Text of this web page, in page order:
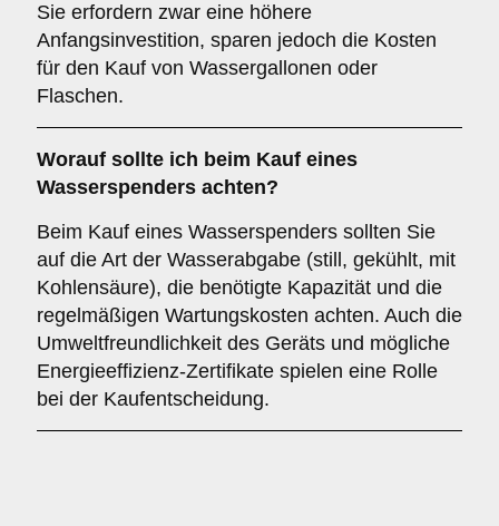
Sie erfordern zwar eine höhere
Anfangsinvestition, sparen jedoch die Kosten
für den Kauf von Wassergallonen oder
Flaschen.
Worauf sollte ich beim Kauf eines
Wasserspenders achten?
Beim Kauf eines Wasserspenders sollten Sie
auf die Art der Wasserabgabe (still, gekühlt, mit
Kohlensäure), die benötigte Kapazität und die
regelmäßigen Wartungskosten achten. Auch die
Umweltfreundlichkeit des Geräts und mögliche
Energieeffizienz-Zertifikate spielen eine Rolle
bei der Kaufentscheidung.